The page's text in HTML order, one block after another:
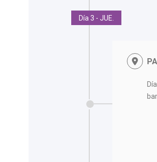
Día 3 - JUE.